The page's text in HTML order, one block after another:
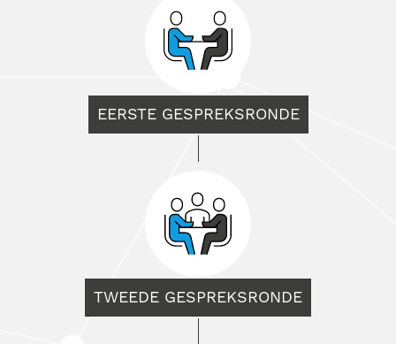
EERSTE GESPREKSRONDE
TWEEDE GESPREKSRONDE